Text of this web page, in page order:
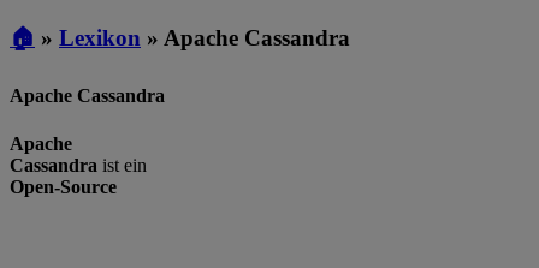
🏠 » Lexikon » Apache Cassandra
Apache Cassandra
Apache
Cassandra ist ein
Open-Source